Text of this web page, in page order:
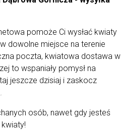
na ograniczoną dostępność
i występowanie ich
- kompozycja może różnić się
na zdjęciu.
pomoże Ci wysłać kwiaty
dowolne miejsce na terenie
poczta, kwiatowa dostawa w
to wspaniały pomysł na
jeszcze dzisiaj i zaskocz
osób, nawet gdy jesteś